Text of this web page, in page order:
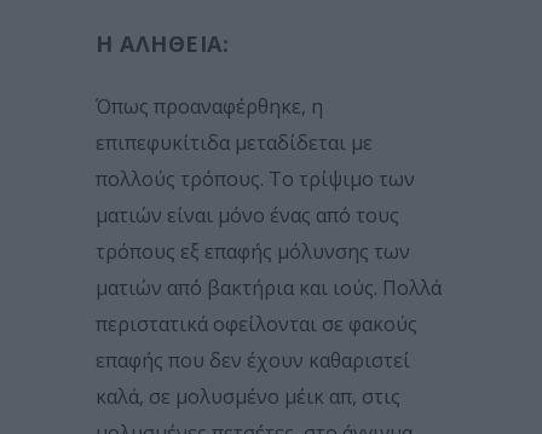
Η ΑΛΉΘΕΙΑ:
Όπως προαναφέρθηκε, η
επιπεφυκίτιδα μεταδίδεται με
πολλούς τρόπους. Το τρίψιμο των
ματιών είναι μόνο ένας από τους
τρόπους εξ επαφής μόλυνσης των
ματιών από βακτήρια και ιούς. Πολλά
περιστατικά οφείλονται σε φακούς
επαφής που δεν έχουν καθαριστεί
καλά, σε μολυσμένο μέικ απ, στις